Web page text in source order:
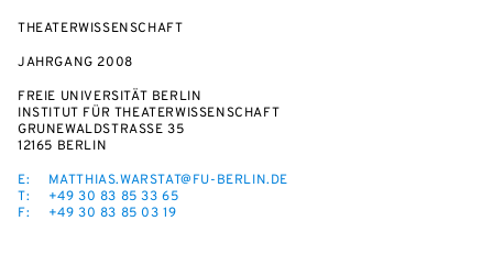
THEATERWISSENSCHAFT
JAHRGANG 2008
FREIE UNIVERSITÄT BERLIN
INSTITUT FÜR THEATERWISSENSCHAFT
GRUNEWALDSTRASSE 35
12165 BERLIN
E:
MATTHIAS.WARSTAT@FU-BERLIN.DE
T:
+49 30 83 85 33 65
F:
+49 30 83 85 03 19